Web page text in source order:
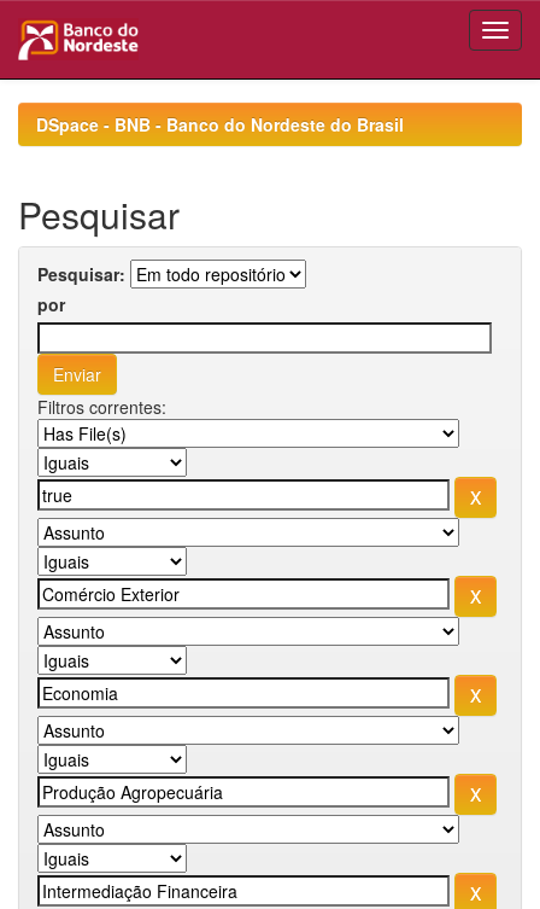
navigationDSpace - BNB - Banco do Nordeste do Brasil
Pesquisar
Pesquisar:
por
Filtros correntes: